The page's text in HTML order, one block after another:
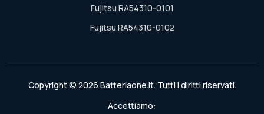
Fujitsu RA54310-0101
Fujitsu RA54310-0102
Copyright © 2026 Batteriaone.it. Tutti i diritti riservati.
Accettiamo: